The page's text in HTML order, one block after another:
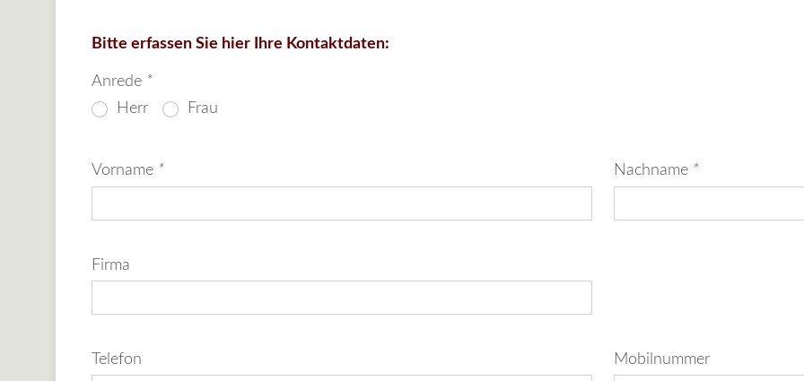
Bitte erfassen Sie hier Ihre Kontaktdaten:
Anrede *
Herr
Frau
Vorname * Nachname *
Firma
Telefon Mobilnummer